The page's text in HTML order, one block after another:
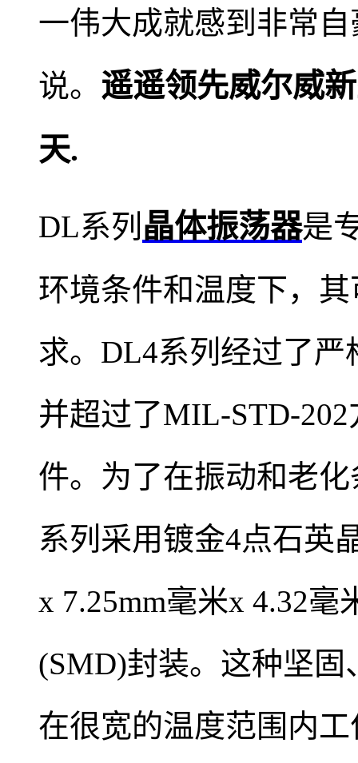
一伟大成就感到非常
说。 遥遥领先威尔威
天.
DL系列 晶体振荡器是
环境条件和温度下，
求。DL4系列经过了
并超过了MIL-STD-
件。为了在振动和老
系列采用镀金4点石英
x 7.25mm毫米x 4.32
(SMD)封装。这种坚
在很宽的温度范围内工